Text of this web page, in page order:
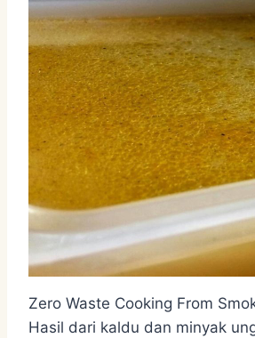
Zero Waste Cooking From
Hasil dari kaldu dan minyak